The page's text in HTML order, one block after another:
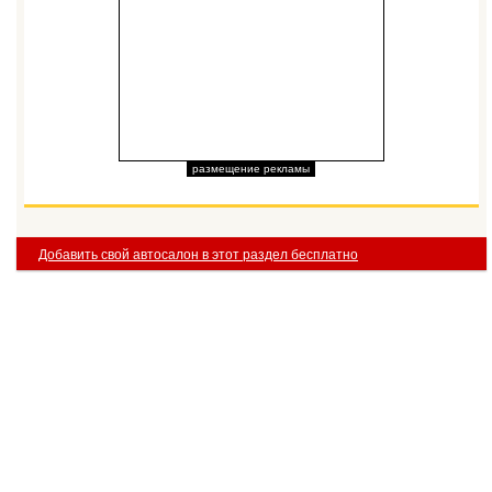
размещение рекламы
Добавить свой автосалон в этот раздел бесплатно